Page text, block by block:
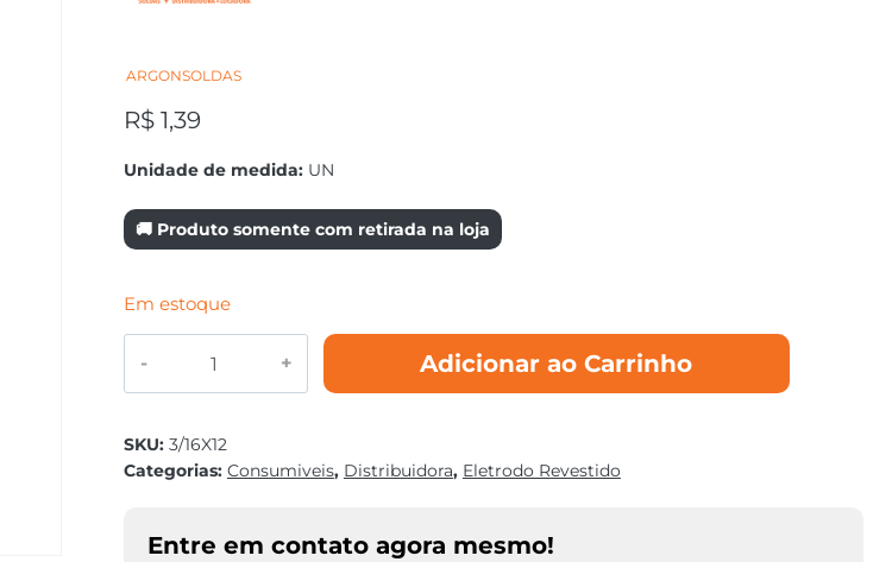
ARGONSOLDAS
R$1,39
Unidade de medida:UN
🚚 Produto somente com retirada na loja
Em estoque
GRAFITE
3/16X12"
Adicionar ao Carrinho
SKU: 3/16X12
Categorias: Consumiveis, Distribuidora, Eletrodo Revestido
Entre em contato agora mesmo!